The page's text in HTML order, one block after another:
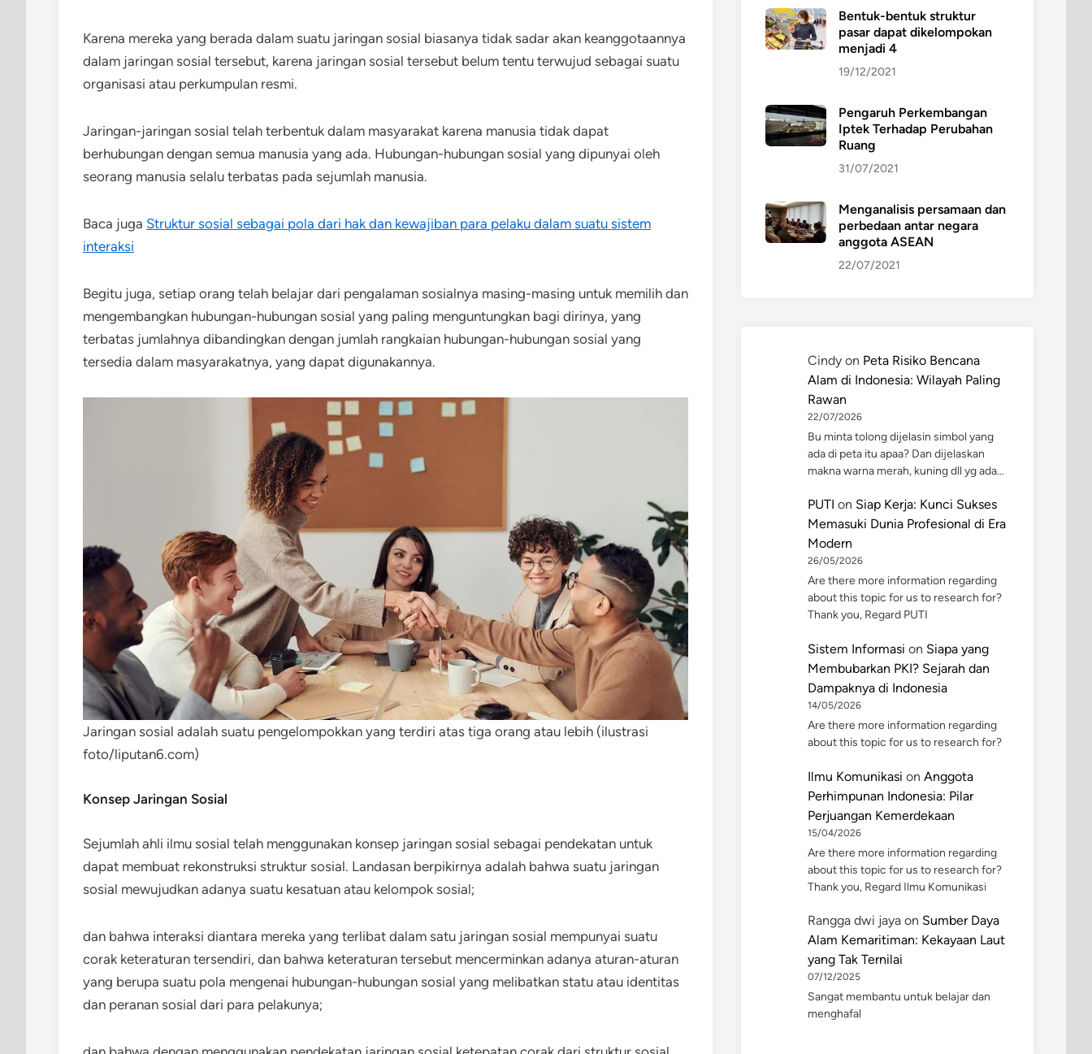
Karena mereka yang berada dalam suatu jaringan sosial biasanya tidak sadar akan keanggotaannya
dalam jaringan sosial tersebut, karena jaringan sosial tersebut belum tentu terwujud sebagai suatu
organisasi atau perkumpulan resmi.
Jaringan-jaringan sosial telah terbentuk dalam masyarakat karena manusia tidak dapat
berhubungan dengan semua manusia yang ada. Hubungan-hubungan sosial yang dipunyai oleh
seorang manusia selalu terbatas pada sejumlah manusia.
Baca juga Struktur sosial sebagai pola dari hak dan kewajiban para pelaku dalam suatu sistem
interaksi
Begitu juga, setiap orang telah belajar dari pengalaman sosialnya masing-masing untuk memilih dan
mengembangkan hubungan-hubungan sosial yang paling menguntungkan bagi dirinya, yang
terbatas jumlahnya dibandingkan dengan jumlah rangkaian hubungan-hubungan sosial yang
tersedia dalam masyarakatnya, yang dapat digunakannya.
Jaringan sosial adalah suatu pengelompokkan yang terdiri atas tiga orang atau lebih (ilustrasi
foto/liputan6.com)
Konsep Jaringan Sosial
Sejumlah ahli ilmu sosial telah menggunakan konsep jaringan sosial sebagai pendekatan untuk
dapat membuat rekonstruksi struktur sosial. Landasan berpikirnya adalah bahwa suatu jaringan
sosial mewujudkan adanya suatu kesatuan atau kelompok sosial;
dan bahwa interaksi diantara mereka yang terlibat dalam satu jaringan sosial mempunyai suatu
corak keteraturan tersendiri, dan bahwa keteraturan tersebut mencerminkan adanya aturan-aturan
yang berupa suatu pola mengenai hubungan-hubungan sosial yang melibatkan statu atau identitas
dan peranan sosial dari para pelakunya;
Bentuk-bentuk struktur
pasar dapat dikelompokan
menjadi 4
19/12/2021
Pengaruh Perkembangan
Iptek Terhadap Perubahan
Ruang
31/07/2021
Menganalisis persamaan dan
perbedaan antar negara
anggota ASEAN
22/07/2021
Cindy on Peta Risiko Bencana
Alam di Indonesia: Wilayah Paling
Rawan
22/07/2026
Bu minta tolong dijelasin simbol yang
ada di peta itu apaa? Dan dijelaskan
makna warna merah, kuning dll yg ada…
PUTI on Siap Kerja: Kunci Sukses
Memasuki Dunia Profesional di Era
Modern
26/05/2026
Are there more information regarding
about this topic for us to research for?
Thank you, Regard PUTI
Sistem Informasi on Siapa yang
Membubarkan PKI? Sejarah dan
Dampaknya di Indonesia
14/05/2026
Are there more information regarding
about this topic for us to research for?
Ilmu Komunikasi on Anggota
Perhimpunan Indonesia: Pilar
Perjuangan Kemerdekaan
15/04/2026
Are there more information regarding
about this topic for us to research for?
Thank you, Regard Ilmu Komunikasi
Rangga dwi jaya on Sumber Daya
Alam Kemaritiman: Kekayaan Laut
yang Tak Ternilai
07/12/2025
Sangat membantu untuk belajar dan
menghafal